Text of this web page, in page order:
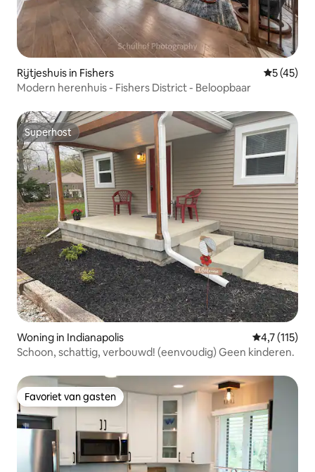
Rijtjeshuis in Fishers
5 (45)
Modern herenhuis - Fishers District - Beloopbaar
Superhost
Superhost
Woning in Indianapolis Gemiddelde
4,7 (115)
Schoon, schattig, verbouwd! (eenvoudig) Geen kinderen.
Favoriet van gasten
Favoriet van gasten